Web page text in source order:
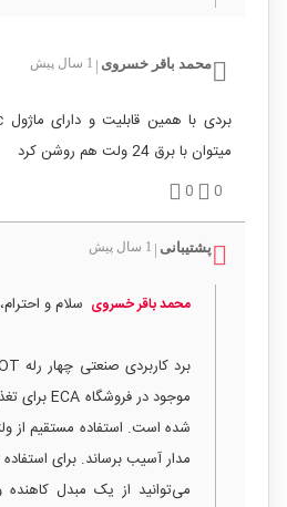
محمد باقر خسروی | 1 سال پیش
میتوان با برق 24 ولت هم روشن کرد
0
0
پشتیبانی | 1 سال پیش
محمد باقر خسروی سلام و احترام،